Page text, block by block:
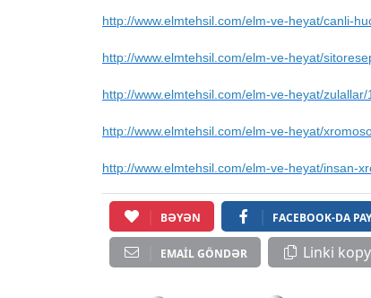
http://www.elmtehsil.com/elm-ve-heyat/canli-
http://www.elmtehsil.com/elm-ve-heyat/
http://www.elmtehsil.com/elm-ve-heyat/zulallar/
http://www.elmtehsil.com/elm-ve-heyat/
http://www.elmtehsil.com/elm-ve-heyat/insan-
BƏYƏN FACEBOOK-DA
EMAIL GÖNDƏR Linki